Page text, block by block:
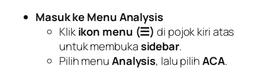
Masuk ke Menu Analysis
Klikikon menu (☰) di pojok kiri atas
untuk membukasidebar.
Pilih menuAnalysis, lalu pilihACA.